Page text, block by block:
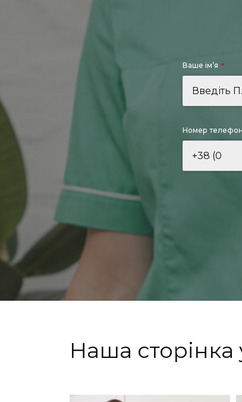
Ваше ім’я *
Номер
Наша